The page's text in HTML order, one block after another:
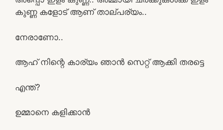
കുണ്ണ കളോട് ആണ് താല്പര്യം..
നേരാണോ..
ആഹ് നിന്റെ കാര്യം ഞാൻ സെറ്റ് ആക്കി തരട്ടെ
എന്ത്?
ഉമ്മാനെ കളിക്കാൻ